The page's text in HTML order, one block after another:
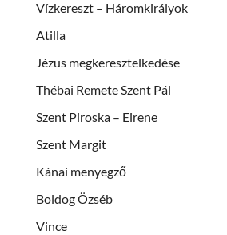
Vízkereszt – Háromkirályok
Atilla
Jézus megkeresztelkedése
Thébai Remete Szent Pál
Szent Piroska – Eirene
Szent Margit
Kánai menyegző
Boldog Özséb
Vince